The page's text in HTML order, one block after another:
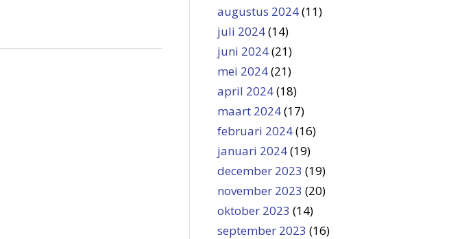
augustus 2024(11)
juli 2024(14)
juni 2024(21)
mei 2024(21)
april 2024(18)
maart 2024(17)
februari 2024(16)
januari 2024(19)
december 2023 (19)
november 2023 (20)
oktober 2023 (14)
september 2023 (16)